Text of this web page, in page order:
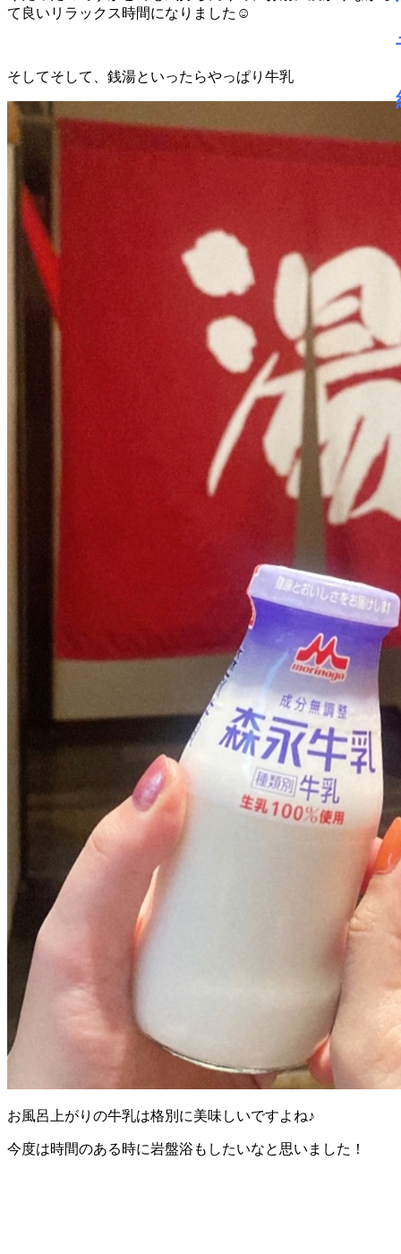
て良いリラックス時間になりました‪‪☺︎‬
そしてそして、銭湯といったらやっぱり牛乳
お風呂上がりの牛乳は格別に美味しいですよね♪
今度は時間のある時に岩盤浴もしたいなと思いました！